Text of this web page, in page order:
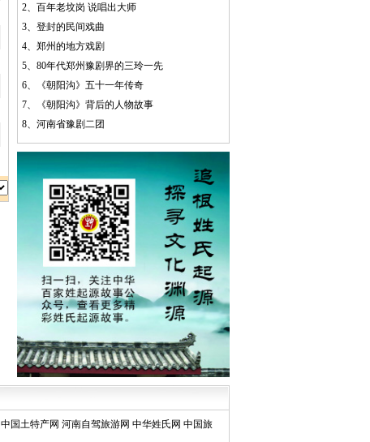
2、 百年老坟岗 说唱出大师
3、 登封的民间戏曲
4、 郑州的地方戏剧
5、 80年代郑州豫剧界的三玲一先
6、
《朝阳沟》五十一年传奇
7、
《朝阳沟》背后的人物故事
8、 河南省豫剧二团
中国土特产网 河南自驾旅游网 中华姓氏网 中国旅